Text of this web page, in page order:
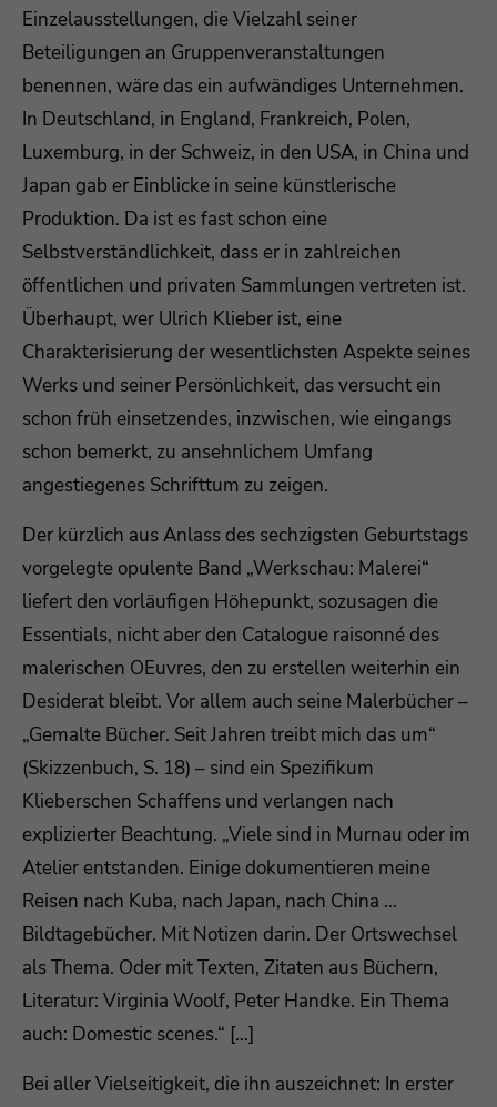
Einzelausstellungen, die Vielzahl seiner
Beteiligungen an Gruppenveranstaltungen
benennen, wäre das ein aufwändiges Unternehmen.
In Deutschland, in England, Frankreich, Polen,
Luxemburg, in der Schweiz, in den USA, in China und
Japan gab er Einblicke in seine künstlerische
Produktion. Da ist es fast schon eine
Selbstverständlichkeit, dass er in zahlreichen
öffentlichen und privaten Sammlungen vertreten ist.
Überhaupt, wer Ulrich Klieber ist, eine
Charakterisierung der wesentlichsten Aspekte seines
Werks und seiner Persönlichkeit, das versucht ein
schon früh einsetzendes, inzwischen, wie eingangs
schon bemerkt, zu ansehnlichem Umfang
angestiegenes Schrifttum zu zeigen.
Der kürzlich aus Anlass des sechzigsten Geburtstags
vorgelegte opulente Band „Werkschau: Malerei“
liefert den vorläufigen Höhepunkt, sozusagen die
Essentials, nicht aber den Catalogue raisonné des
malerischen OEuvres, den zu erstellen weiterhin ein
Desiderat bleibt. Vor allem auch seine Malerbücher –
„Gemalte Bücher. Seit Jahren treibt mich das um“
(Skizzenbuch, S. 18) – sind ein Spezifikum
Klieberschen Schaffens und verlangen nach
explizierter Beachtung. „Viele sind in Murnau oder im
Atelier entstanden. Einige dokumentieren meine
Reisen nach Kuba, nach Japan, nach China …
Bildtagebücher. Mit Notizen darin. Der Ortswechsel
als Thema. Oder mit Texten, Zitaten aus Büchern,
Literatur: Virginia Woolf, Peter Handke. Ein Thema
auch: Domestic scenes.“ […]
Bei aller Vielseitigkeit, die ihn auszeichnet: In erster